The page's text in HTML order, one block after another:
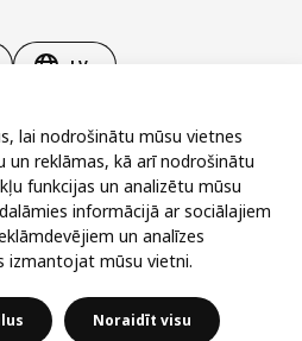
LV
un sīkdatņu politika Kontakti
lai nodrošinātu mūsu vietnes
un reklāmas, kā arī nodrošinātu
funkcijas un analizētu mūsu
informācijā ar sociālajiem
un analīzes
izmantojat mūsu vietni.
Noraidīt visu